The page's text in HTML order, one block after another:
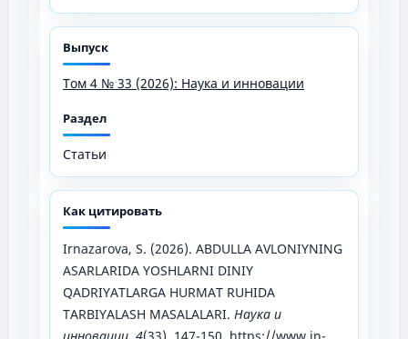
Выпуск
Том 4 № 33 (2026): Наука и инновации
Раздел
Статьи
Как цитировать
Irnazarova, S. (2026). ABDULLA AVLONIYNING
ASARLARIDA YOSHLARNI DINIY
QADRIYATLARGA HURMAT RUHIDA
TARBIYALASH MASALALARI. Наука и